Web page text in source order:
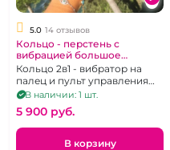
5.0 14 отзывов
Кольцо - перстень с
вибрацией большое
перезаряжаемое "G - Ring"
XL фиолетовое
Кольцо 2в1 - вибратор на
палец и пульт управления
пробкой/вибратором G-real
В наличии: 1 шт.
5 900 pуб.
В корзину